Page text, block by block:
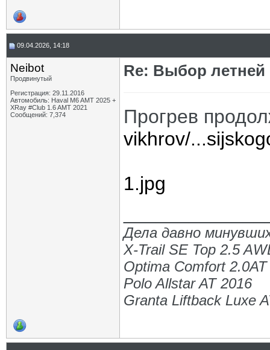
09.04.2026, 14:18
Neibot
Продвинутый
Регистрация: 29.11.2016
Автомобиль: Haval M6 AMT 2025 +
XRay #Club 1.6 AMT 2021
Сообщений: 7,374
Re: Выбор летней
Прогрев
vikhrov/
1.jpg
Дела давно
X-Trail SE Top 2.5
Optima Comfort
Polo Allstar AT 2016
Granta Liftback Luxe